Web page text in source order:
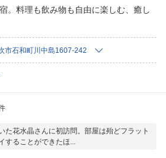
。料理も飲み物も自由に楽しむ、癒し
市石和町川中島1607-242
た花水晶さんに初訪問。部屋は殆どフラット
することができたほ...